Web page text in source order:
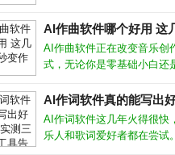
量画面。作为长期使用各类
创作者，我发现选对工具和
率能提升十倍以上。AI视频
AI作曲软件哪个好用 这
AI作曲软件正在改变音乐创
式，无论你是零基础小白还
弦甚至完整编曲。我作为音
人，亲测了多款工具，下面
用的经验和推荐。AI作曲软
AI作词软件真的能写出
AI作词软件这几年火得很快
乐人和歌词爱好者都在尝试